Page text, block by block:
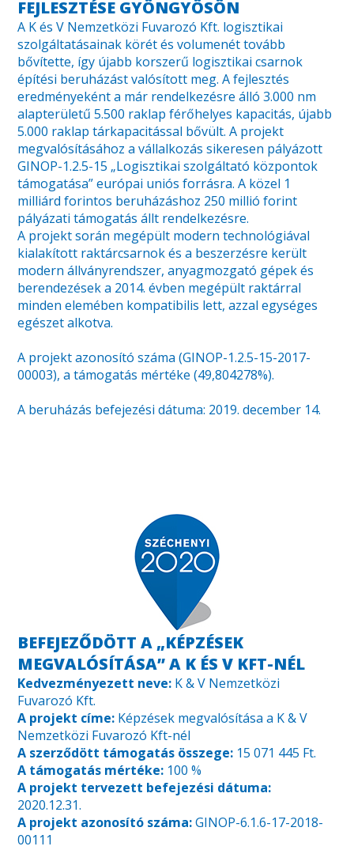
FEJLESZTÉSE GYÖNGYÖSÖN
A K és V Nemzetközi Fuvarozó Kft. logisztikai
szolgáltatásainak körét és volumenét tovább
bővítette, így újabb korszerű logisztikai csarnok
építési beruházást valósított meg. A fejlesztés
eredményeként a már rendelkezésre álló 3.000 nm
alapterületű 5.500 raklap férőhelyes kapacitás, újabb
5.000 raklap tárkapacitással bővült. A projekt
megvalósításához a vállalkozás sikeresen pályázott
GINOP-1.2.5-15 „Logisztikai szolgáltató központok
támogatása” európai uniós forrásra. A közel 1
milliárd forintos beruházáshoz 250 millió forint
pályázati támogatás állt rendelkezésre.
A projekt során megépült modern technológiával
kialakított raktárcsarnok és a beszerzésre került
modern állványrendszer, anyagmozgató gépek és
berendezések a 2014. évben megépült raktárral
minden elemében kompatibilis lett, azzal egységes
egészet alkotva.
A projekt azonosító száma (GINOP-1.2.5-15-2017-
00003), a támogatás mértéke (49,804278%).
A beruházás befejezési dátuma: 2019. december 14.
BEFEJEZŐDÖTT A „KÉPZÉSEK
MEGVALÓSÍTÁSA” A K ÉS V KFT-NÉL
Kedvezményezett neve: K & V Nemzetközi
Fuvarozó Kft.
A projekt címe: Képzések megvalósítása a K & V
Nemzetközi Fuvarozó Kft-nél
A szerződött támogatás összege: 15 071 445 Ft.
A támogatás mértéke: 100 %
A projekt tervezett befejezési dátuma:
2020.12.31.
A projekt azonosító száma:GINOP-6.1.6-17-2018-
00111